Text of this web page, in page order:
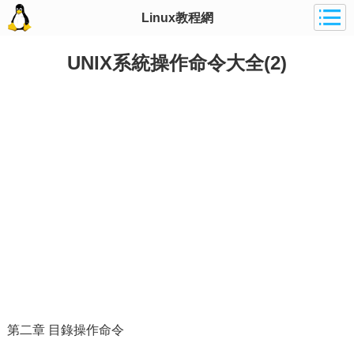
Linux教程網
UNIX系統操作命令大全(2)
第二章 目錄操作命令